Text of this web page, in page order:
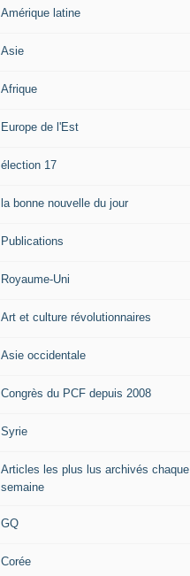
Amérique latine
Asie
Afrique
Europe de l'Est
élection 17
la bonne nouvelle du jour
Publications
Royaume-Uni
Art et culture révolutionnaires
Asie occidentale
Congrès du PCF depuis 2008
Syrie
Articles les plus lus archivés chaque
semaine
GQ
Corée